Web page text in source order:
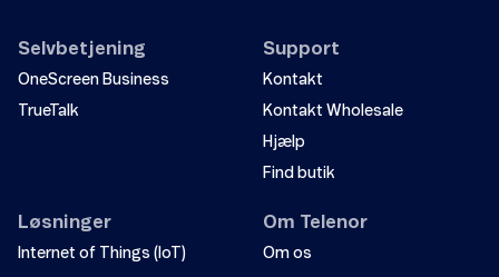
Selvbetjening
OneScreen Business
TrueTalk
Support
Kontakt
Kontakt Wholesale
Hjælp
Find butik
Løsninger
Internet of Things (IoT)
Om Telenor
Om os